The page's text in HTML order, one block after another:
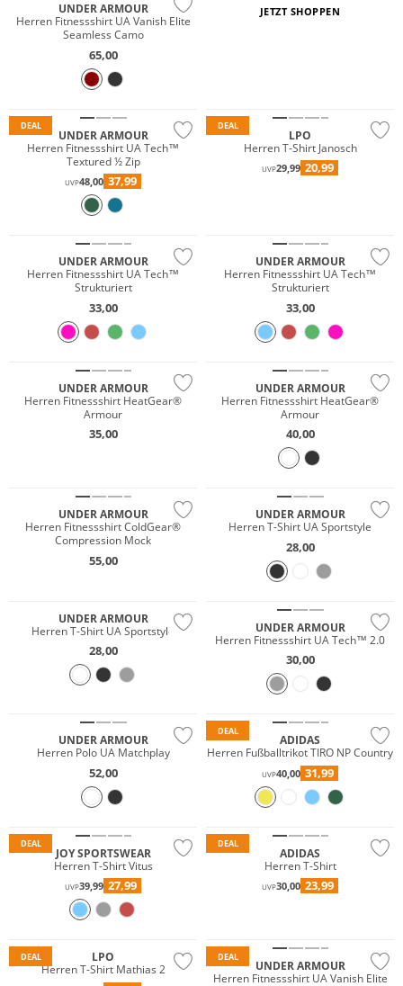
UNDER ARMOUR
Herren Fitnessshirt UA Vanish Elite
Seamless Camo
65,00
JETZT SHOPPEN
DEAL
UNDER ARMOUR
Herren Fitnessshirt UA Tech™
Textured ½ Zip
UVP48,00 37,99
DEAL
LPO
Herren T-Shirt Janosch
UVP29,99 20,99
UNDER ARMOUR
Herren Fitnessshirt UA Tech™
Strukturiert
33,00
UNDER ARMOUR
Herren Fitnessshirt UA Tech™
Strukturiert
33,00
Preis & Wert
UNDER ARMOUR
Herren Fitnessshirt HeatGear®
Armour
35,00
Preis & Wert
UNDER ARMOUR
Herren Fitnessshirt HeatGear®
Armour
40,00
UNDER ARMOUR
Herren Fitnessshirt ColdGear®
Compression Mock
55,00
UNDER ARMOUR
Herren T-Shirt UA Sportstyle
28,00
UNDER ARMOUR
Herren T-Shirt UA Sportstyle
28,00
UNDER ARMOUR
Herren Fitnessshirt UA Tech™ 2.0
30,00
UNDER ARMOUR
Herren Polo UA Matchplay
52,00
DEAL
ADIDAS
Herren Fußballtrikot TIRO NP Country
UVP40,00 31,99
DEAL
JOY SPORTSWEAR
Herren T-Shirt Vitus
UVP39,99 27,99
DEAL
ADIDAS
Herren T-Shirt
UVP30,00 23,99
DEAL
LPO
Herren T-Shirt Mathias 2
DEAL
UNDER ARMOUR
Herren Fitnessshirt UA Vanish Elite